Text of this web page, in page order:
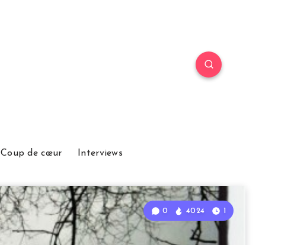
Coup de cœur Interviews
0 4024 1